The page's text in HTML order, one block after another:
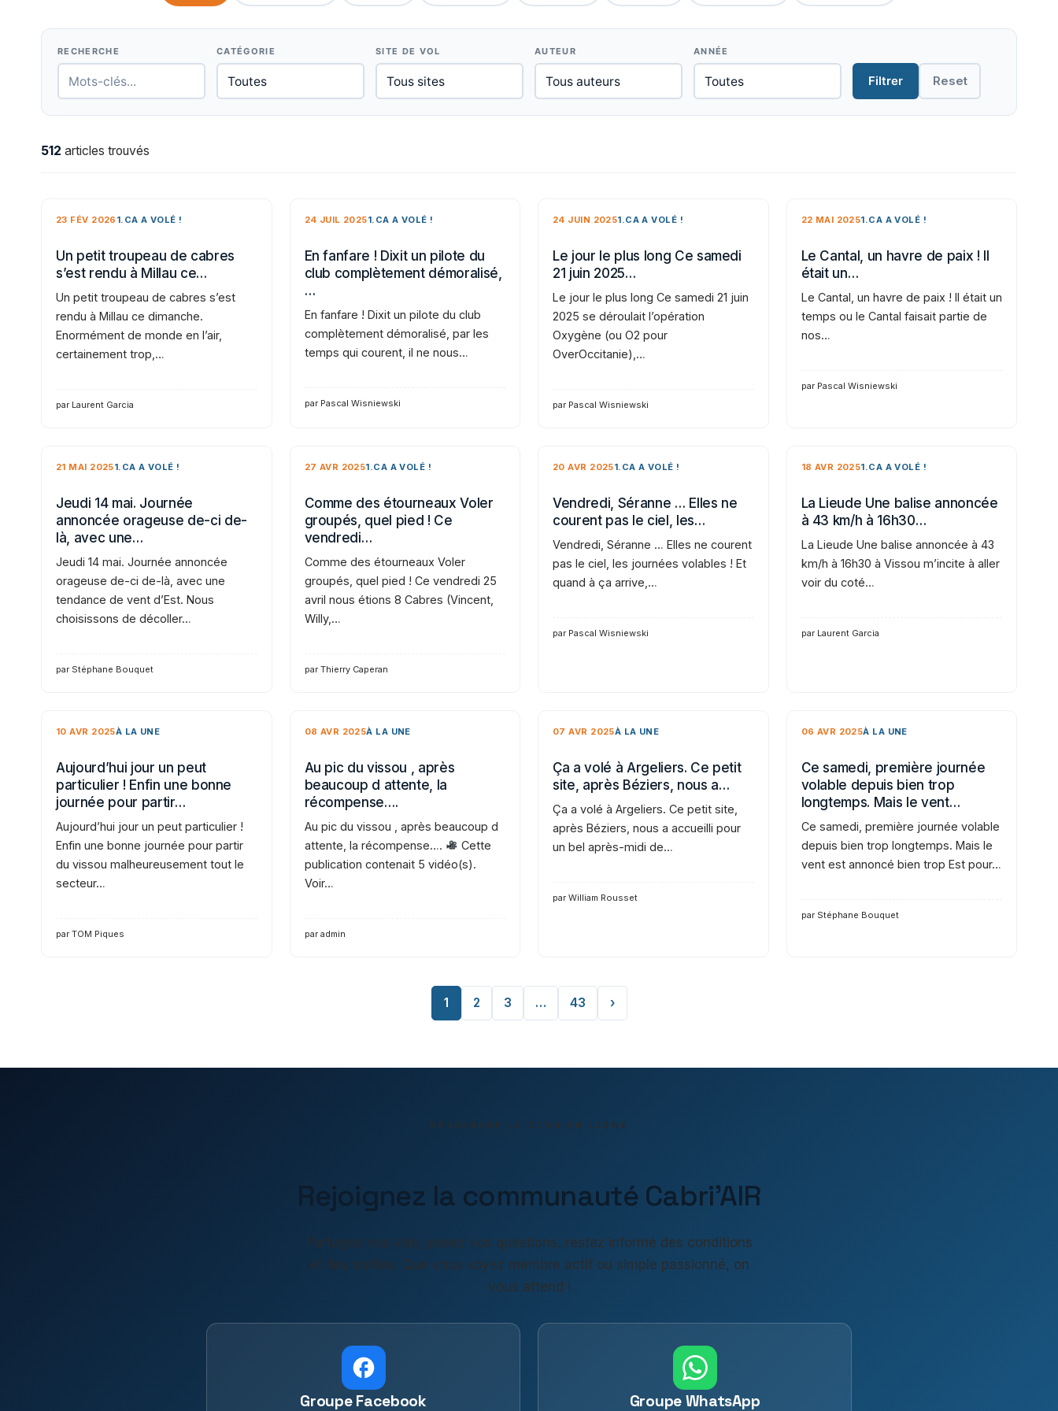
RECHERCHE CATÉGORIE SITE DE VOL AUTEUR ANNÉE
Filtrer Reset
512 articles trouvés
23 FÉV 2026 1.CA A VOLÉ !
Un petit troupeau de cabres
s’est rendu à Millau ce…
Un petit troupeau de cabres s’est
rendu à Millau ce dimanche.
Enormément de monde en l’air,
certainement trop,…
par Laurent Garcia
24 JUIL 20251.CA A VOLÉ !
En fanfare ! Dixit un pilote du
club complètement démoralisé,
…
En fanfare ! Dixit un pilote du club
complètement démoralisé, par les
temps qui courent, il ne nous…
par Pascal Wisniewski
24 JUIN 20251.CA A VOLÉ !
Le jour le plus long Ce samedi
21 juin 2025…
Le jour le plus long Ce samedi 21 juin
2025 se déroulait l’opération
Oxygène (ou O2 pour
OverOccitanie),…
par Pascal Wisniewski
22 MAI 20251.CA A VOLÉ !
Le Cantal, un havre de paix ! Il
était un…
Le Cantal, un havre de paix ! Il était un
temps ou le Cantal faisait partie de
nos…
par Pascal Wisniewski
21 MAI 20251.CA A VOLÉ !
Jeudi 14 mai. Journée
annoncée orageuse de-ci de-
là, avec une…
Jeudi 14 mai. Journée annoncée
orageuse de-ci de-là, avec une
tendance de vent d’Est. Nous
choisissons de décoller…
par Stéphane Bouquet
27 AVR 20251.CA A VOLÉ !
Comme des étourneaux Voler
groupés, quel pied ! Ce
vendredi…
Comme des étourneaux Voler
groupés, quel pied ! Ce vendredi 25
avril nous étions 8 Cabres (Vincent,
Willy,…
par Thierry Caperan
20 AVR 20251.CA A VOLÉ !
Vendredi, Séranne … Elles ne
courent pas le ciel, les…
Vendredi, Séranne … Elles ne courent
pas le ciel, les journées volables ! Et
quand à ça arrive,…
par Pascal Wisniewski
18 AVR 20251.CA A VOLÉ !
La Lieude Une balise annoncée
à 43 km/h à 16h30…
La Lieude Une balise annoncée à 43
km/h à 16h30 à Vissou m’incite à aller
voir du coté…
par Laurent Garcia
10 AVR 2025À LA UNE
Aujourd’hui jour un peut
particulier ! Enfin une bonne
journée pour partir…
Aujourd’hui jour un peut particulier !
Enfin une bonne journée pour partir
du vissou malheureusement tout le
secteur…
par TOM Piques
08 AVR 2025À LA UNE
Au pic du vissou , après
beaucoup d attente, la
récompense….
Au pic du vissou , après beaucoup d
attente, la récompense….
Cette
publication contenait 5 vidéo(s).
Voir…
par admin
07 AVR 2025À LA UNE
Ça a volé à Argeliers. Ce petit
site, après Béziers, nous a…
Ça a volé à Argeliers. Ce petit site,
après Béziers, nous a accueilli pour
un bel après-midi de…
par William Rousset
06 AVR 2025À LA UNE
Ce samedi, première journée
volable depuis bien trop
longtemps. Mais le vent…
Ce samedi, première journée volable
depuis bien trop longtemps. Mais le
vent est annoncé bien trop Est pour…
par Stéphane Bouquet
1 2 3 … 43 ›
REJOINDRE LE CLUB EN LIGNE
Rejoignez la communauté Cabri'AIR
Partagez vos vols, posez vos questions, restez informé des conditions
et des sorties. Que vous soyez membre actif ou simple passionné, on
vous attend !
Groupe Facebook Groupe WhatsApp